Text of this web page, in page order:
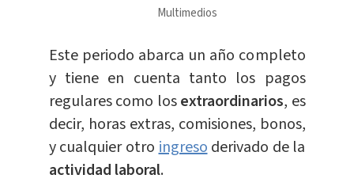
Multimedios
Este periodo abarca un año completo
y tiene en cuenta tanto los pagos
regulares como losextraordinarios, es
decir, horas extras, comisiones, bonos,
y cualquier otroingresoderivado de la
actividad laboral.